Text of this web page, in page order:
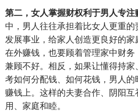
第二，女人掌握财权利于男人专注
中，男人往往承担着比女人更重
发展事业，给家人创造更良好的
在外赚钱，也要顾着管理家中财
兼顾不好。相反，如果让懂得持
考如何分配钱、如何花钱，男人
赚钱上。这样的夫妻合作、阴阳
用、家庭和睦。